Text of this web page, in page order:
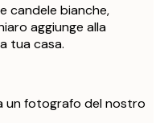
candele bianche,
aggiunge alla
tua casa.
un fotografo del nostro